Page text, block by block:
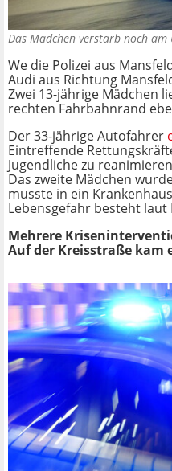
Das Mädchen verstarb noch
We die Polizei aus
Audi aus Richtung
Zwei 13-jährige Mädchen
rechten Fahrbahnrand
Der 33-jährige Autofahrer
Eintreffende
Jugendliche zu
Das zweite Mädchen
musste in ein
Lebensgefahr besteht laut
Mehrere
Auf der Kreisstraße kam